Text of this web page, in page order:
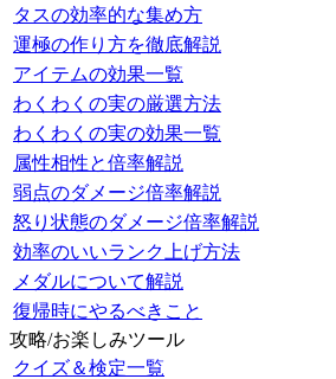
タスの効率的な集め方
運極の作り方を徹底解説
アイテムの効果一覧
わくわくの実の厳選方法
わくわくの実の効果一覧
属性相性と倍率解説
弱点のダメージ倍率解説
怒り状態のダメージ倍率解説
効率のいいランク上げ方法
メダルについて解説
復帰時にやるべきこと
攻略/お楽しみツール
クイズ＆検定一覧